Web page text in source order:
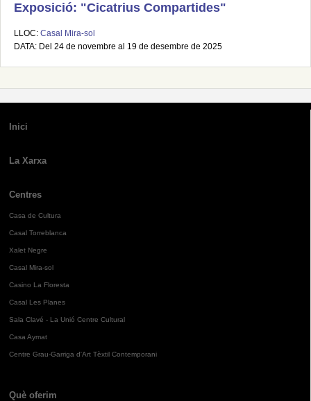
Exposició: "Cicatrius Compartides"
LLOC: Casal Mira-sol
DATA: Del 24 de novembre al 19 de desembre de 2025
Inici
La Xarxa
Centres
Casa de Cultura
Casal Torreblanca
Xalet Negre
Casal Mira-sol
Casino La Floresta
Casal Les Planes
Sala Clavé - La Unió Centre Cultural
Casa Aymat
Centre Grau-Garriga d'Art Tèxtil Contemporani
Què oferim